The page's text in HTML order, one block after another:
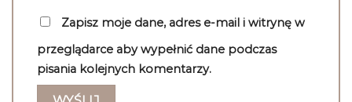
Zapisz moje dane, adres e-mail i witrynę w
przeglądarce aby wypełnić dane podczas
pisania kolejnych komentarzy.